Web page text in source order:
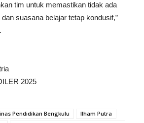
tim untuk memastikan tidak ada
suasana belajar tetap kondusif,”
2025
Pendidikan Bengkulu
Ilham Putra